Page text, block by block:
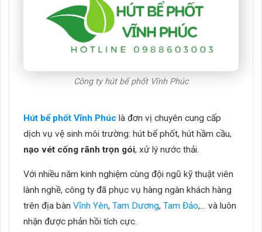
Công ty hút bể phốt Vĩnh Phúc
Hút bể phốt Vĩnh Phúc là đơn vị chuyên cung cấp
dịch vụ vệ sinh môi trường: hút bể phốt, hút hầm cầu,
nạo vét cống rãnh trọn gói, xử lý nước thải.
Với nhiều năm kinh nghiệm cùng đội ngũ kỹ thuật viên
lành nghề, công ty đã phục vụ hàng ngàn khách hàng
trên địa bàn Vĩnh Yên, Tam Dương, Tam Đảo,… và luôn
nhận được phản hồi tích cực.